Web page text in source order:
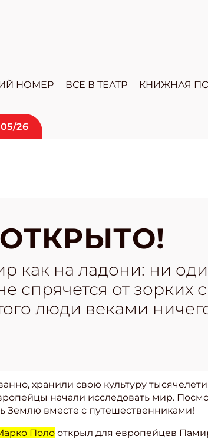
НОМЕР ВСЕ В ТЕАТР КНИЖНАЯ
26
как на ладони: ни
спрячется от зорких
люди веками
хранили свою культуру
начали исследовать мир.
Землю вместе с путешественниками!
Поло открыл для европейцев